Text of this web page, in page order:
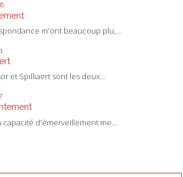
m'ont beaucoup plu,...
et Spilliaert sont les deux...
d'émerveillement me...